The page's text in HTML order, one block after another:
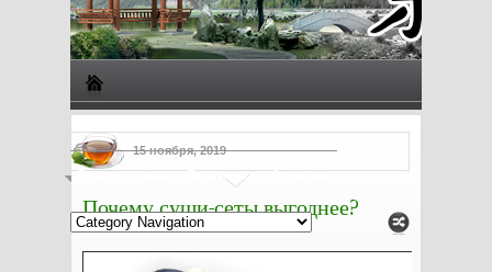
Рецепты с чаем Полезные свойства чая
15 ноября, 2019
Почему суши-сеты выгоднее?